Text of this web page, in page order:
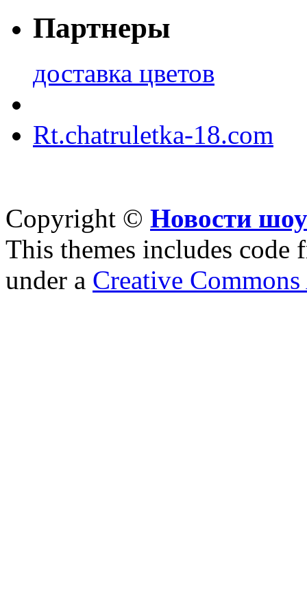
Партнеры
доставка цветов
Rt.chatruletka-18.com
Copyright © Новости
This themes includes code
under a Creative